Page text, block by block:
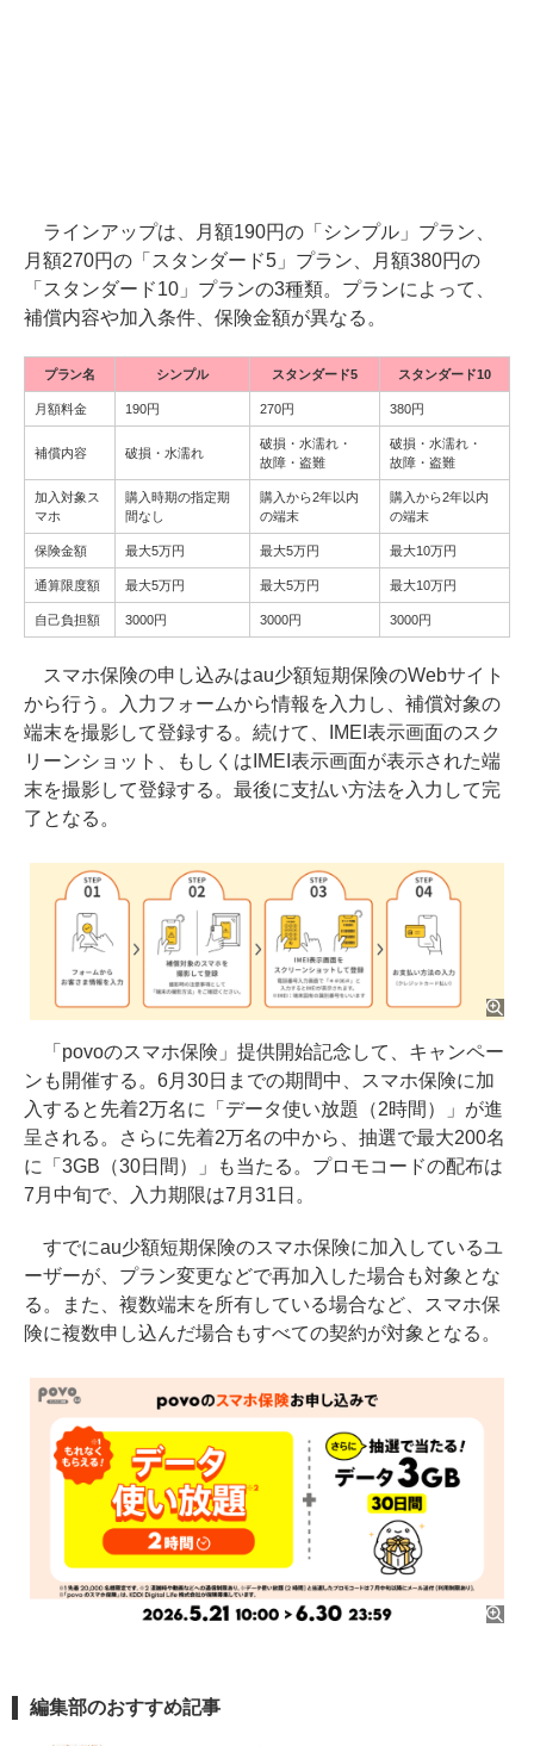
ラインアップは、月額190円の「シンプル」プラン、
月額270円の「スタンダード5」プラン、月額380円の
「スタンダード10」プランの3種類。プランによって、
補償内容や加入条件、保険金額が異なる。
プラン名 シンプル スタンダード5 スタンダード10
月額料金 190円 270円 380円
補償内容 破損・水濡れ
破損・水濡れ・
故障・盗難
破損・水濡れ・
故障・盗難
加入対象ス
マホ
購入時期の指定期
間なし
購入から2年以内
の端末
購入から2年以内
の端末
保険金額 最大5万円 最大5万円 最大10万円
通算限度額 最大5万円 最大5万円 最大10万円
自己負担額 3000円 3000円 3000円
スマホ保険の申し込みはau少額短期保険のWebサイト
から行う。入力フォームから情報を入力し、補償対象の
端末を撮影して登録する。続けて、IMEI表示画面のスク
リーンショット、もしくはIMEI表示画面が表示された端
末を撮影して登録する。最後に支払い方法を入力して完
了となる。
「povoのスマホ保険」提供開始記念して、キャンペー
ンも開催する。6月30日までの期間中、スマホ保険に加
入すると先着2万名に「データ使い放題（2時間）」が進
呈される。さらに先着2万名の中から、抽選で最大200名
に「3GB（30日間）」も当たる。プロモコードの配布は
7月中旬で、入力期限は7月31日。
すでにau少額短期保険のスマホ保険に加入しているユ
ーザーが、プラン変更などで再加入した場合も対象とな
る。また、複数端末を所有している場合など、スマホ保
険に複数申し込んだ場合もすべての契約が対象となる。
編集部のおすすめ記事